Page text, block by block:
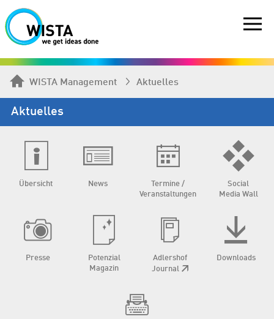
WISTA Management Aktuelles
Aktuelles
Übersicht News
Termine /
Veranstaltungen
Social
Media Wall
Presse
Potenzial
Magazin
Adlershof
Journal
Downloads